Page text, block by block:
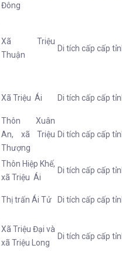
Đông
Xã Triệu
Thuận
Di tích cấp cấp
Xã Triệu Ái Di tích cấp cấp
Thôn Xuân
An, xã Triệu
Thượng
Di tích cấp cấp
Thôn Hiệp Khế,
xã Triệu Ái
Di tích cấp cấp
Thị trấn Ái Tử Di tích cấp cấp
Xã Triệu Đại và
xã Triệu Long
Di tích cấp cấp